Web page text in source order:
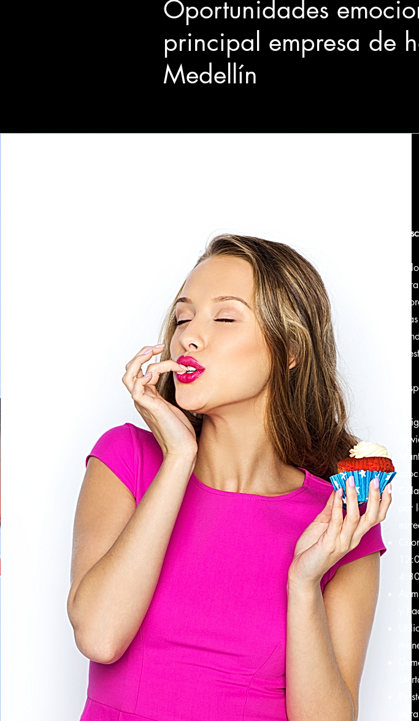
Oportunidades
principal empresa de
Medellín
y